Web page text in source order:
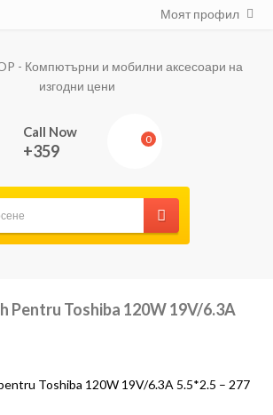
Моят профил
Call Now
+359
0
Pentru Toshiba 120W 19V/6.3A
Toshiba 120W 19V/6.3A 5.5*2.5 – 277